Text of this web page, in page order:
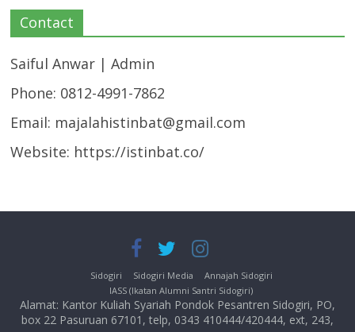
Contact
Saiful Anwar | Admin
Phone: 0812-4991-7862
Email: majalahistinbat@gmail.com
Website: https://istinbat.co/
Sidogiri Sidogiri Media
Annajah Sidogiri
IASS (Ikatan Alumni Santri Sidogiri)
Alamat: Kantor Kuliah Syariah Pondok Pesantren Sidogiri, PO,
box 22 Pasuruan 67101, telp, 0343 410444/420444, ext, 243,